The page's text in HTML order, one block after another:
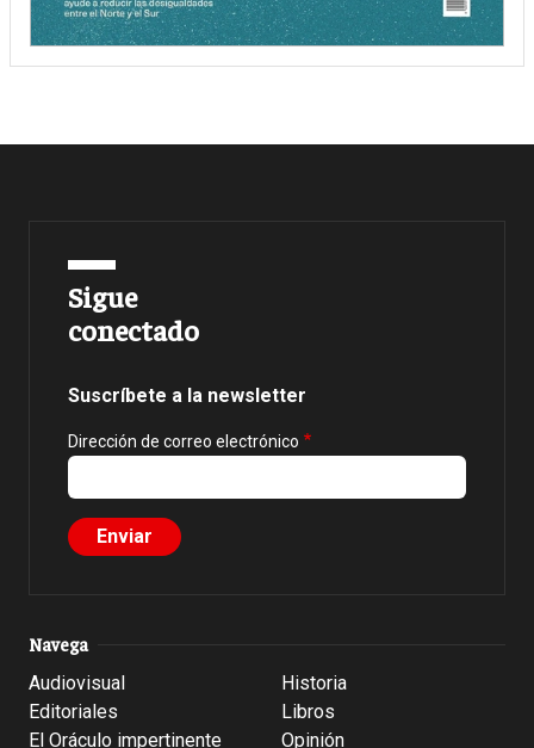
Sigue
conectado
Suscríbete a la newsletter
Dirección de correo electrónico
Navega
Audiovisual
Editoriales
El Oráculo impertinente
Historia
Libros
Opinión